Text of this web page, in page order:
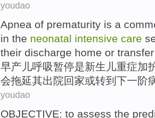
youdao
Apnea of prematurity is a
in the neonatal intensive care
their discharge home or transfer
早产儿呼吸暂停是新生儿重症加
会拖延其出院回家或转到 下一阶
youdao
OBJECTIVE: to assess the